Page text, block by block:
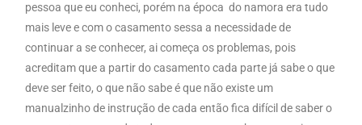
pessoa que eu conheci, porém na época do namora era tudo
mais leve e com o casamento sessa a necessidade de
continuar a se conhecer, ai começa os problemas, pois
acreditam que a partir do casamento cada parte já sabe o que
deve ser feito, o que não sabe é que não existe um
manualzinho de instrução de cada então fica difícil de saber o